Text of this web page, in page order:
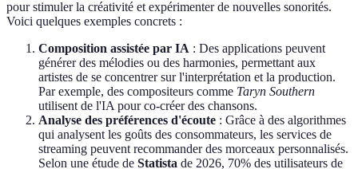
pour stimuler la créativité et expérimenter de nouvelles sonorités.
Voici quelques exemples concrets :
Composition assistée par IA : Des applications peuvent
générer des mélodies ou des harmonies, permettant aux
artistes de se concentrer sur l'interprétation et la production.
Par exemple, des compositeurs comme Taryn Southern
utilisent de l'IA pour co-créer des chansons.
Analyse des préférences d'écoute : Grâce à des algorithmes
qui analysent les goûts des consommateurs, les services de
streaming peuvent recommander des morceaux personnalisés.
Selon une étude de Statista de 2026, 70% des utilisateurs de